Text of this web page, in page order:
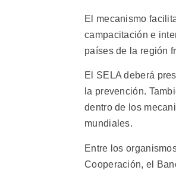
El mecanismo
campacitación e
países de la región
El SELA deberá
la prevención.
dentro de los
mundiales.
Entre los
Cooperación, el